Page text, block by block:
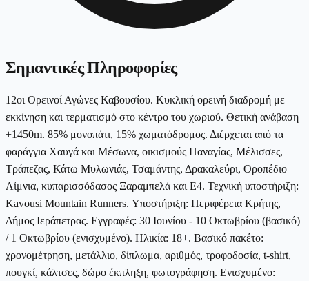
Σημαντικές Πληροφορίες
12οι Ορεινοί Αγώνες Καβουσίου. Κυκλική ορεινή διαδρομή με
εκκίνηση και τερματισμό στο κέντρο του χωριού. Θετική ανάβαση
+1450m. 85% μονοπάτι, 15% χωματόδρομος. Διέρχεται από τα
φαράγγια Χαυγά και Μέσωνα, οικισμούς Παναγίας, Μέλισσες,
Τράπεζας, Κάτω Μυλωνιάς, Τσαμάντης, Δρακαλεύρι, Οροπέδιο
Λίμνια, κυπαρισσόδασος Ξαραμπελά και Ε4. Τεχνική υποστήριξη:
Kavousi Mountain Runners. Υποστήριξη: Περιφέρεια Κρήτης,
Δήμος Ιεράπετρας. Εγγραφές: 30 Ιουνίου - 10 Οκτωβρίου (βασικό)
/ 1 Οκτωβρίου (ενισχυμένο). Ηλικία: 18+. Βασικό πακέτο:
χρονομέτρηση, μετάλλιο, δίπλωμα, αριθμός, τροφοδοσία, t-shirt,
πουγκί, κάλτσες, δώρο έκπληξη, φωτογράφηση. Ενισχυμένο: